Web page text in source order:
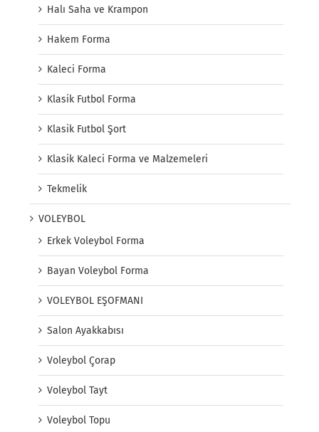
Halı Saha ve Krampon
Hakem Forma
Kaleci Forma
Klasik Futbol Forma
Klasik Futbol Şort
Klasik Kaleci Forma ve Malzemeleri
Tekmelik
VOLEYBOL
Erkek Voleybol Forma
Bayan Voleybol Forma
VOLEYBOL EŞOFMANI
Salon Ayakkabısı
Voleybol Çorap
Voleybol Tayt
Voleybol Topu